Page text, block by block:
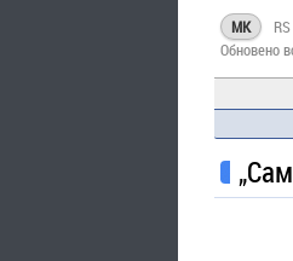
MK RS
Обновено